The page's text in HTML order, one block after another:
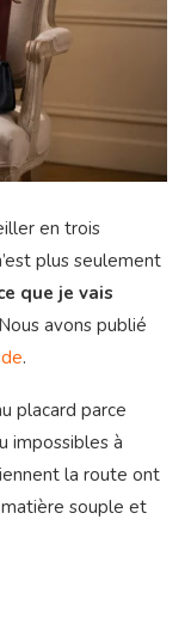
en trois
plus seulement
que je vais
avons publié
.
placard parce
impossibles à
la route ont
souple et